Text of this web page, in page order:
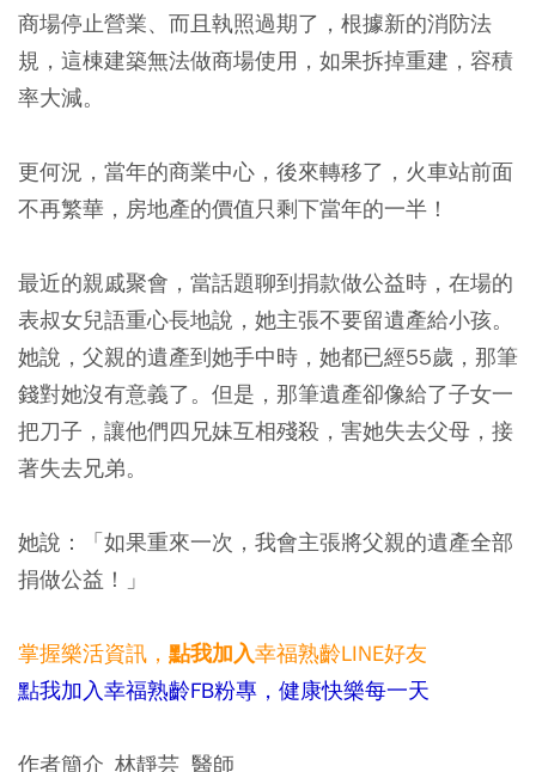
商場停止營業、而且執照過期了，根據新的消防法
規，這棟建築無法做商場使用，如果拆掉重建，容積
率大減。
更何況，當年的商業中心，後來轉移了，火車站前面
不再繁華，房地產的價值只剩下當年的一半！
最近的親戚聚會，當話題聊到捐款做公益時， 在場的
表叔女兒語重心長地說，她主張不要留遺產給小孩。
她說，父親的遺產到她手中時，她都已經55歲，那筆
錢對她沒有意義了。但是，那筆遺產卻像給了子女一
把刀子，讓他們四兄妹互相殘殺，害她失去父母，接
著失去兄弟。
她說：「如果重來一次，我會主張將父親的遺產全部
捐做公益！」
掌握樂活資訊， 點我加入幸福熟齡LINE好友
點我加入幸福熟齡FB粉專，健康快樂每一天
作者簡介_林靜芸 醫師